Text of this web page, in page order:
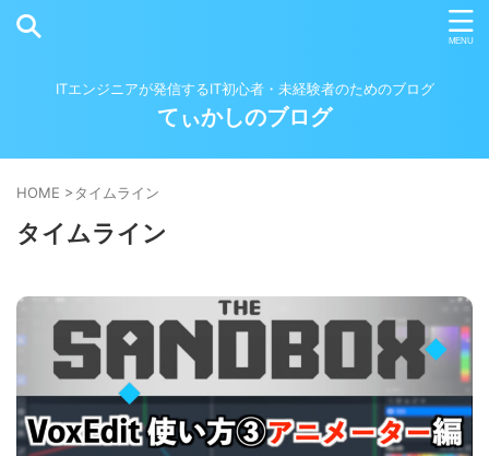
ITエンジニアが発信するIT初心者・未経験者のためのブログ
てぃかしのブログ
HOME >タイムライン
タイムライン